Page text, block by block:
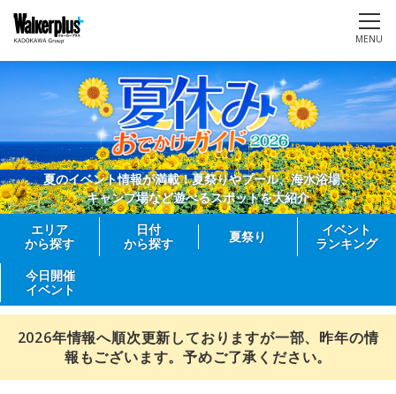
MENU
夏のイベント情報が満載！夏祭りやプール、海水浴場、
キャンプ場など遊べるスポットを大紹介
エリア
から探す
日付
から探す
夏祭り
イベント
ランキング
今日開催
イベント
2026年情報へ順次更新しておりますが一部、昨年の情
報もございます。予めご了承ください。